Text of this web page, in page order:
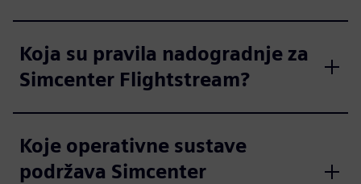
Koja su pravila nadogradnje za
Simcenter Flightstream?
Koje operativne sustave
podržava Simcenter